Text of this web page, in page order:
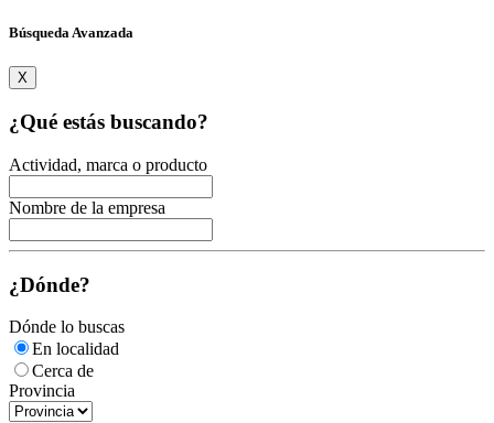
Búsqueda Avanzada
X
¿Qué estás buscando?
Actividad, marca o producto
Nombre de la empresa
¿Dónde?
Dónde lo buscas
En localidad
Cerca de
Provincia